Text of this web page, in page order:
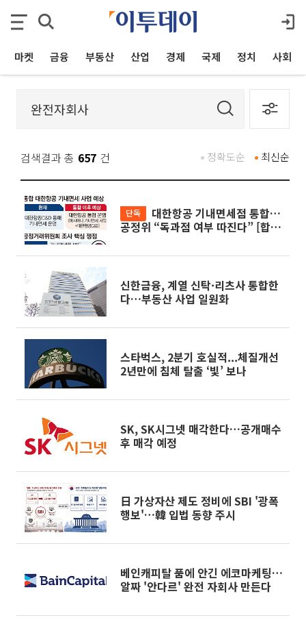
마켓 금융 부동산 산업 경제 국제 정치 사회
검색결과 총 657 건 최신순
정확도순
단독
공정위 “독과점 여부 따진다” [합병
신한금융, 계열 신탁·리츠사 통합한
다…부동산 사업 일원화
스타벅스, 2분기 호실적...체질개선
2년만에 침체 탈출 ‘빛’ 보나
SK, SK시그넷 매각한다…공개매수
후 매각 예정
日 가상자산 제도 정비에 SBI '광폭
행보'…韓 입법 동향 주시
베인캐피탈 품에 안긴 에코마케팅…
알짜 '안다르' 완전 자회사 만든다